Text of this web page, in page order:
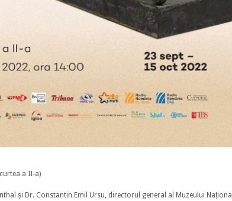
a II-a)
și Dr. Constantin Emil Ursu, directorul general al Muzeului Național